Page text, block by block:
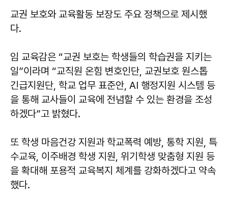
교권 보호와 교육활동 보장도 주요 정책으로 제시했
다.
임 교육감은 “교권 보호는 학생들의 학습권을 지키는
일”이라며 “교직원 온힘 변호인단, 교권보호 원스톱
긴급지원단, 학교 업무 표준안, AI 행정지원 시스템 등
을 통해 교사들이 교육에 전념할 수 있는 환경을 조성
하겠다”고 밝혔다.
또 학생 마음건강 지원과 학교폭력 예방, 통학 지원, 특
수교육, 이주배경 학생 지원, 위기학생 맞춤형 지원 등
을 확대해 포용적 교육복지 체계를 강화하겠다고 약속
했다.